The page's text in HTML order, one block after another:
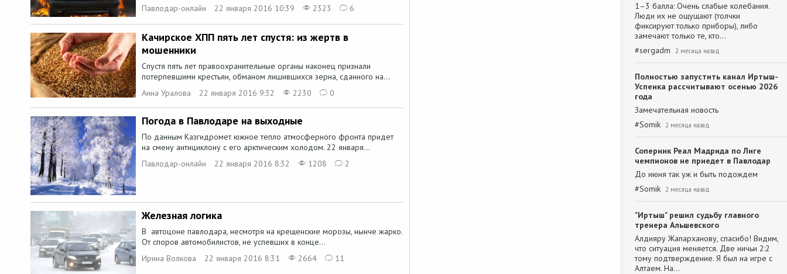
Павлодар-онлайн
22 января 2016 10:39 2323 6
Качирское ХПП пять лет спустя: из жертв в
мошенники
Спустя пять лет правоохранительные органы наконец признали
потерпевшими крестьян, обманом лишившихся зерна, сданного на...
Анна Уралова
22 января 2016 9:32 2230 0
Погода в Павлодаре на выходные
По данным Казгидромет южное тепло атмосферного фронта придет
на смену антициклону с его арктическим холодом. 22 января...
Павлодар-онлайн
22 января 2016 8:32 1208 2
Железная логика
В автоцоне павлодара, несмотря на крещенские морозы, нынче жарко.
От споров автомобилистов, не успевших в конце...
Ирина Волкова
22 января 2016 8:31 2664 11
1–3 балла: Очень слабые колебания.
Люди их не ощущают (толчки
фиксируют только приборы), либо
замечают только те, кто…
#sergadm 2 месяца назад
Полностью запустить канал Иртыш-
Успенка рассчитывают осенью 2026
года
Замечательная новость
#Somik 2 месяца назад
Соперник Реал Мадрида по Лиге
чемпионов не приедет в Павлодар
До июня так уж и быть подождем
#Somik 2 месяца назад
"Иртыш" решил судьбу главного
тренера Альшевского
Алдияру Жапарханову, спасибо! Видим,
что ситуация меняется. Две ничьи 2:2
тому подтверждение. Я был на игре с
Алтаем. На…